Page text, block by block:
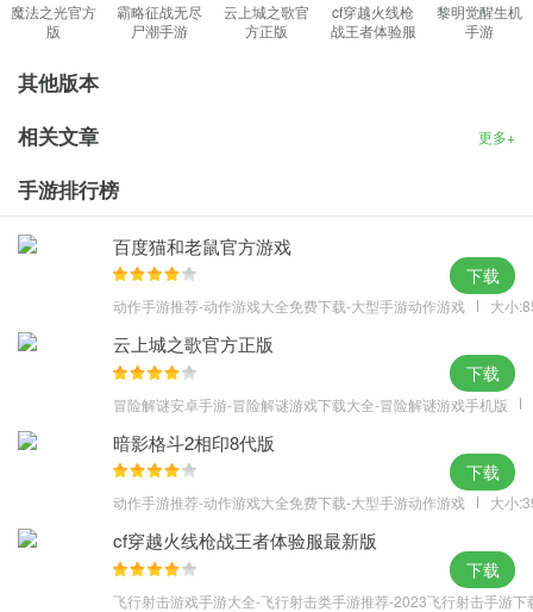
万人瞩目！
【Q萌画风】
3D技术打造，绝佳场景特效，Q萌角色人见人爱！
【神骑冒险
主！
【百变造型】
二！
【精彩活动】全民互动花样组队刷BOSS，寻宝、迷宫、野外PK，
【龙族战士】是游戏中男性角色之一，拥有极强的生存能力和防御
能力，属性相对稳定可靠，适合充当团队坚实的前排。
【天神法师】是游戏中唯一的女性角色，能自由的掌控神力造成高
额伤害，拥有出色的AOE技能，是游戏中强力的后排输出职业。
【雾妖刺客】也是游戏中男性的角色之一，拥有较高的敏捷属性，
能够快速的穿梭战场之间暴击敌人，输出能力极强，是脆皮们的噩
梦。
魔法之光官方
版
霸略征战无尽
尸潮手游
云上城之歌官
方正版
cf穿越火线枪
战王者体验服
黎明觉醒生机
手游
其他版本
相关文章
更多+
手游排行榜
百度猫和老鼠官方游戏
动作手游推荐-动作游戏大全免费下载-大型手游动作游戏 大小
下载
云上城之歌官方正版
冒险解谜安卓手游-冒险解谜游戏下载大全-冒险解谜游戏手机版
下载
暗影格斗2相印8代版
动作手游推荐-动作游戏大全免费下载-大型手游动作游戏 大小
下载
cf穿越火线枪战王者体验服最新版
飞行射击游戏手游大全-飞行射击类手游推荐-2023飞行射击手游下
下载